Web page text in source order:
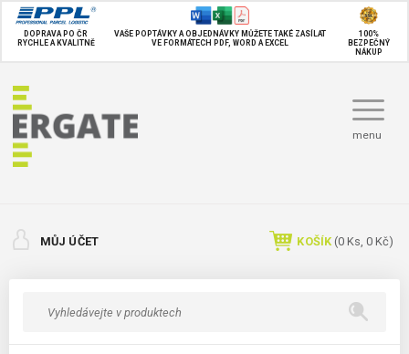
DOPRAVA PO ČR
RYCHLE A KVALITNĚ
VAŠE POPTÁVKY A OBJEDNÁVKY MŮŽETE TAKÉ ZASÍLAT
VE FORMÁTECH PDF, WORD A EXCEL
100%
BEZPEČNÝ
NÁKUP
menu
MŮJ ÚČET KOŠÍK (0 Ks, 0 Kč)